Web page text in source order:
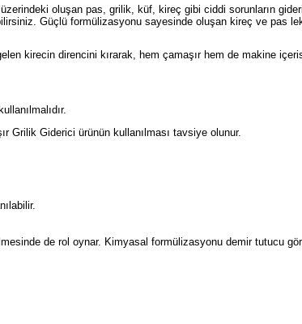
oluşan pas, grilik, küf, kireç gibi ciddi sorunların
Güçlü formülizasyonu sayesinde oluşan kireç ve pas
kirecin direncini kırarak, hem çamaşır hem de makine
Grilik Giderici ürünün kullanılması tavsiye olunur.
de rol oynar. Kimyasal formülizasyonu demir tutucu